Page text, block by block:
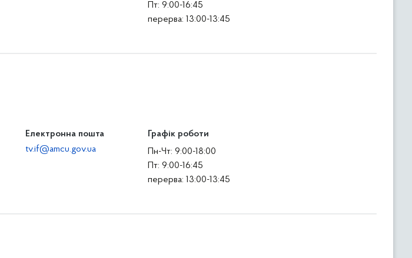
Пт: 9:00-16:45
перерва: 13:00-13:45
Електронна пошта
tv.if@amcu.gov.ua
Графік роботи
Пн-Чт: 9:00-18:00
Пт: 9:00-16:45
перерва: 13:00-13:45